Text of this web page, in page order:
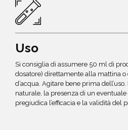
Uso
Si consiglia di assumere 50 ml di
dosatore) direttamente alla mattina
d’acqua. Agitare bene prima
naturale, la presenza di un eventuale
pregiudica l’efficacia e la validità del